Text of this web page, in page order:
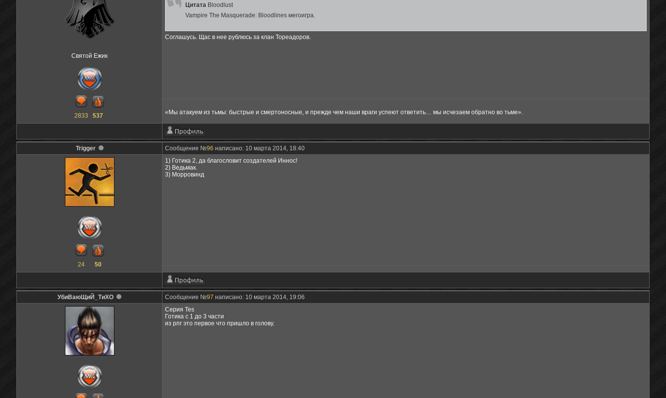
Святой Ежик
2833 537
Цитата Bloodlust
Vampire The Masquerade: Bloodlines мегоигра.
Соглашусь. Щас в нее рублюсь за клан Тореадоров.
«Мы атакуем из тьмы: быстрые и смертоносные, и прежде чем наши враги успеют ответить… мы исчезаем обратно во тьме».
Trigger Сообщение №96 написано: 10 марта 2014, 18:40
24 50
1) Готика 2, да благословит создателей Иннос!
2) Ведьмак.
3) Морровинд
УбиВаюЩиЙ_ТиХО Сообщение №97 написано: 10 марта 2014, 19:06
Серия Tes
Готика с 1 до 3 части
из рпг это первое что пришло в голову.